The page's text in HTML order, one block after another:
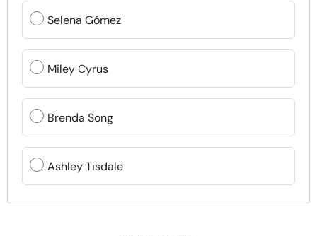
Selena Gómez
Miley Cyrus
Brenda Song
Ashley Tisdale